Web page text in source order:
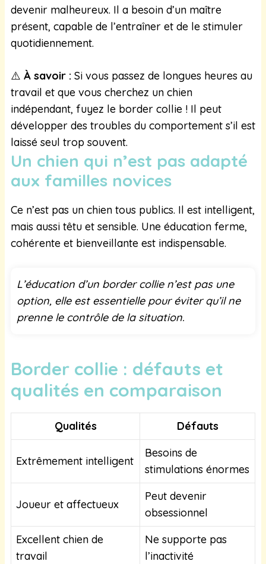
devenir malheureux. Il a besoin d’un maître
présent, capable de l’entraîner et de le stimuler
quotidiennement.
⚠️ À savoir : Si vous passez de longues heures au
travail et que vous cherchez un chien
indépendant, fuyez le border collie ! Il peut
développer des troubles du comportement s’il est
laissé seul trop souvent.
Un chien qui n’est pas adapté
aux familles novices
Ce n’est pas un chien tous publics. Il est intelligent,
mais aussi têtu et sensible. Une éducation ferme,
cohérente et bienveillante est indispensable.
L’éducation d’un border collie n’est pas une
option, elle est essentielle pour éviter qu’il ne
prenne le contrôle de la situation.
Border collie : défauts et
qualités en comparaison
Qualités Défauts
Extrêmement intelligent
Besoins de
stimulations énormes
Joueur et affectueux
Peut devenir
obsessionnel
Excellent chien de
travail
Ne supporte pas
l’inactivité